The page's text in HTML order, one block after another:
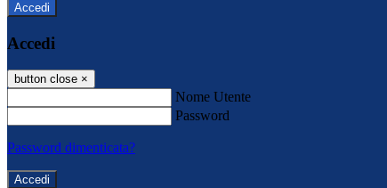
Accedi
Accedi
button close ×
Nome Utente
Password
Password dimenticata?